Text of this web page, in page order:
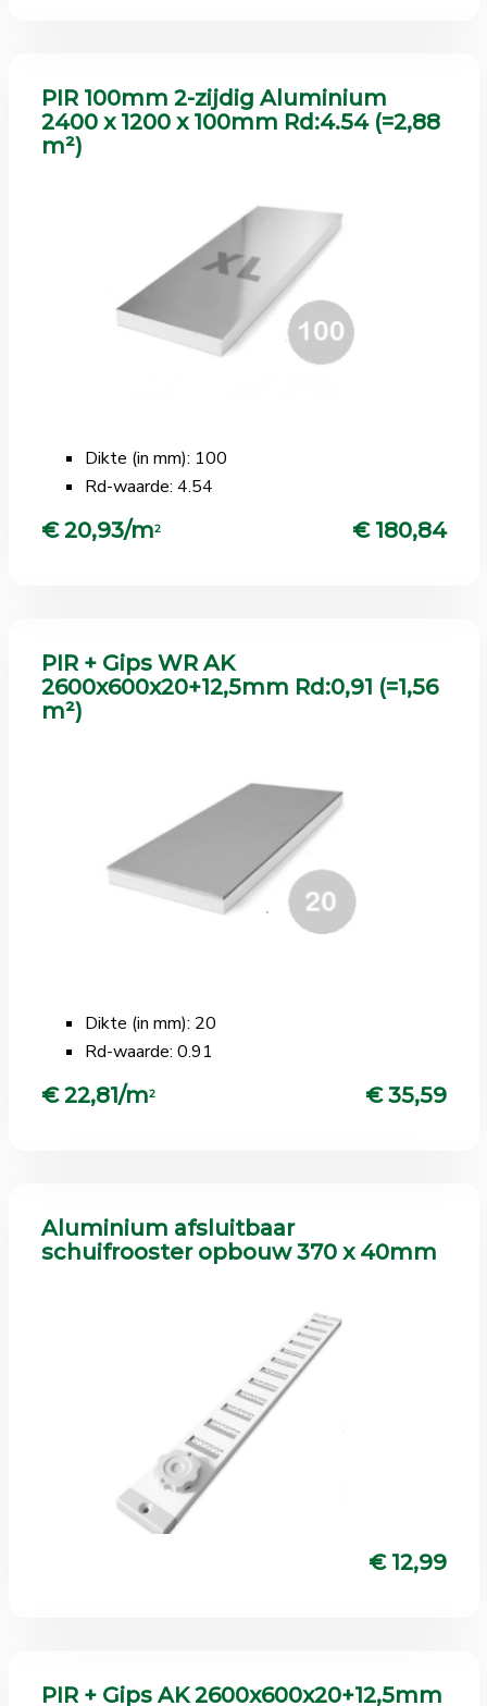
PIR 100mm 2-zijdig Aluminium
2400 x 1200 x 100mm Rd:4.54 (=2,88
m²)
Dikte (in mm): 100
Rd-waarde: 4.54
€ 20,93/m2 € 180,84
PIR + Gips WR AK
2600x600x20+12,5mm Rd:0,91 (=1,56
m²)
Dikte (in mm): 20
Rd-waarde: 0.91
€ 22,81/m2 € 35,59
Aluminium afsluitbaar
schuifrooster opbouw 370 x 40mm
€ 12,99
PIR + Gips AK 2600x600x20+12,5mm